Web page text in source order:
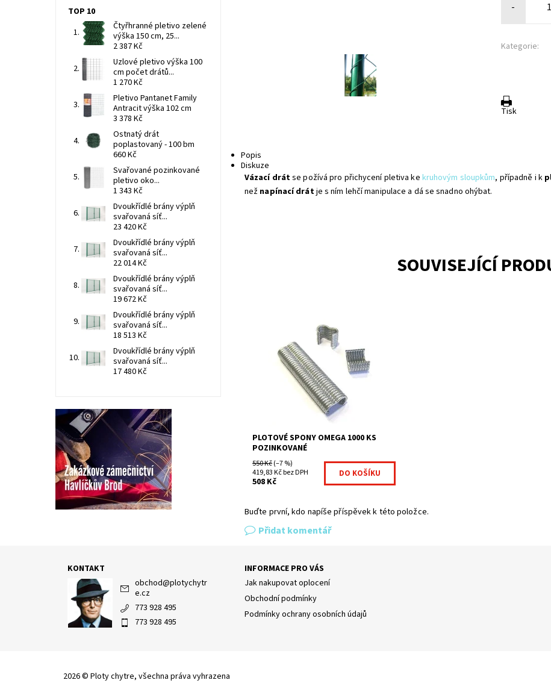
-
Kategorie:
Tisk
Popis
Diskuze
Vázací drátse požívá pro přichycení pletiva ke kruhovým sloupkům, případně i k
než napínací drátje s ním lehčí manipulace a dá se snadno ohýbat.
SOUVISEJÍCÍ
výrazně zkracuje dobu montáže
jednoduchá manipulace montážní
příslušenství na montáž použijte kleště
BABY Graf
Dostupnost:
Na centrálním skladě
1000500-243
Fence consulting
PLOTOVÉ SPONY OMEGA 1000 KS
POZINKOVANÉ
550 Kč(–7 %)
419,83 Kč bez DPH
508 Kč
Buďte první, kdo napíše příspěvek k této položce.
Přidat komentář
TOP 10
Čtyřhranné pletivo zelené
výška 150 cm, 25...
2 387 Kč
Uzlové pletivo výška 100
cm počet drátů...
1 270 Kč
Pletivo Pantanet Family
Antracit výška 102 cm
3 378 Kč
Ostnatý drát
poplastovaný - 100 bm
660 Kč
Svařované pozinkované
pletivo oko...
1 343 Kč
Dvoukřídlé brány výplň
svařovaná síť...
23 420 Kč
Dvoukřídlé brány výplň
svařovaná síť...
22 014 Kč
Dvoukřídlé brány výplň
svařovaná síť...
19 672 Kč
Dvoukřídlé brány výplň
svařovaná síť...
18 513 Kč
Dvoukřídlé brány výplň
svařovaná síť...
17 480 Kč
KONTAKT
obchod@plotychytr
e.cz
773 928 495
773 928 495
INFORMACE PRO VÁS
Jak nakupovat oplocení
Obchodní podmínky
Podmínky ochrany osobních údajů
2026 © Ploty chytre, všechna práva vyhrazena